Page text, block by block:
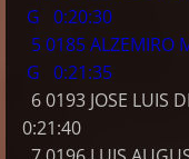
G 0:20:30
5 0185
G 0:21:35
6 0193
0:21:40